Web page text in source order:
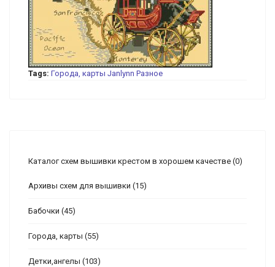
Tags: Города, карты Janlynn Разное
Каталог схем вышивки крестом в хорошем качестве (0)
Архивы схем для вышивки (15)
Бабочки (45)
Города, карты (55)
Детки,ангелы (103)